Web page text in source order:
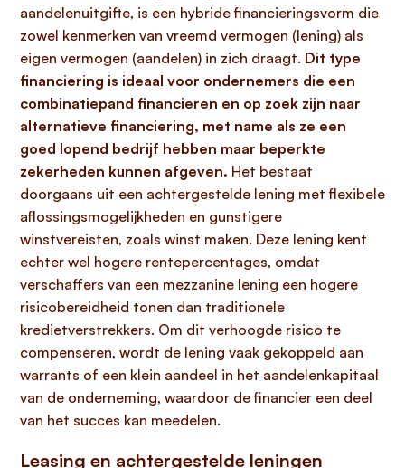
aandelenuitgifte, is een hybride financieringsvorm die
zowel kenmerken van vreemd vermogen (lening) als
eigen vermogen (aandelen) in zich draagt. Dit type
financiering is ideaal voor ondernemers die een
combinatiepand financieren en op zoek zijn naar
alternatieve financiering, met name als ze een
goed lopend bedrijf hebben maar beperkte
zekerheden kunnen afgeven. Het bestaat
doorgaans uit een achtergestelde lening met flexibele
aflossingsmogelijkheden en gunstigere
winstvereisten, zoals winst maken. Deze lening kent
echter wel hogere rentepercentages, omdat
verschaffers van een mezzanine lening een hogere
risicobereidheid tonen dan traditionele
kredietverstrekkers. Om dit verhoogde risico te
compenseren, wordt de lening vaak gekoppeld aan
warrants of een klein aandeel in het aandelenkapitaal
van de onderneming, waardoor de financier een deel
van het succes kan meedelen.
Leasing en achtergestelde leningen